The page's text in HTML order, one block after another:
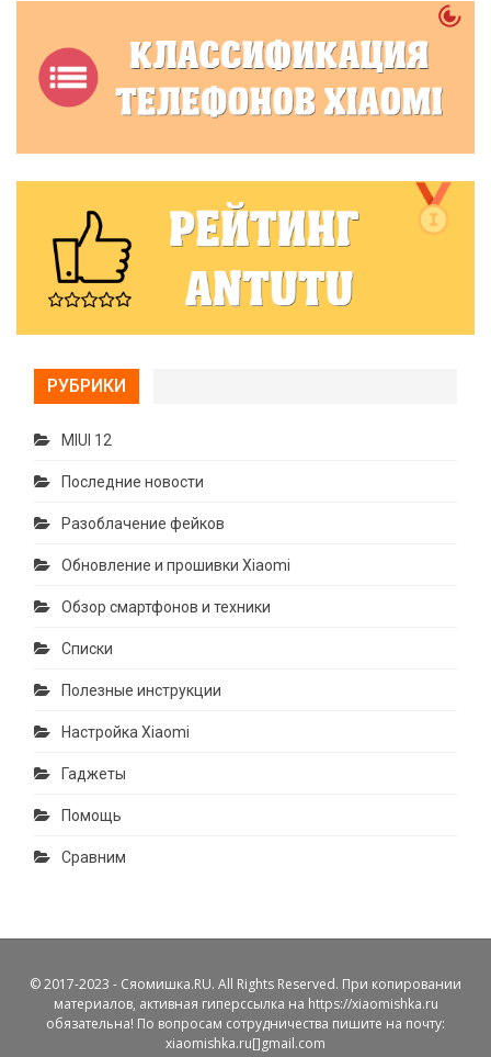
РУБРИКИ
MIUI 12
Последние новости
Разоблачение фейков
Обновление и прошивки Xiaomi
Обзор смартфонов и техники
Списки
Полезные инструкции
Настройка Xiaomi
Гаджеты
Помощь
Сравним
© 2017-2023 - Сяомишка.RU. All Rights Reserved. При копировании
материалов, активная гиперссылка на https://xiaomishka.ru
обязательна! По вопросам сотрудничества пишите на почту:
xiaomishka.ru[]gmail.com